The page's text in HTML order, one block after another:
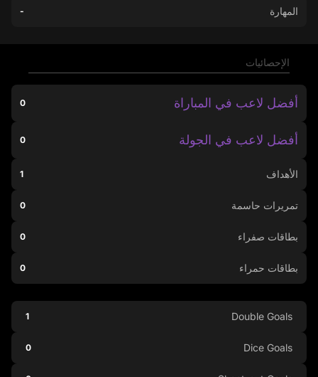
المهارة -
الإحصائيات
أفضل لاعب في المباراة 0
أفضل لاعب في الجولة 0
الأهداف 1
تمريرات حاسمة 0
بطاقات صفراء 0
بطاقات حمراء 0
Double Goals
1
Dice Goals
0